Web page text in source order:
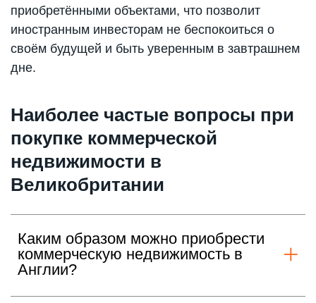
приобретёнными объектами, что позволит
иностранным инвесторам не беспокоиться о
своём будущей и быть уверенным в завтрашнем
дне.
Наиболее частые вопросы при
покупке коммерческой
недвижимости в
Великобритании
Каким образом можно приобрести
коммерческую недвижимость в
Англии?